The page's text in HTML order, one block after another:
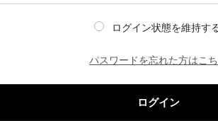
ログイン状態を維持す
パスワードを忘れた方はこ
ログイン